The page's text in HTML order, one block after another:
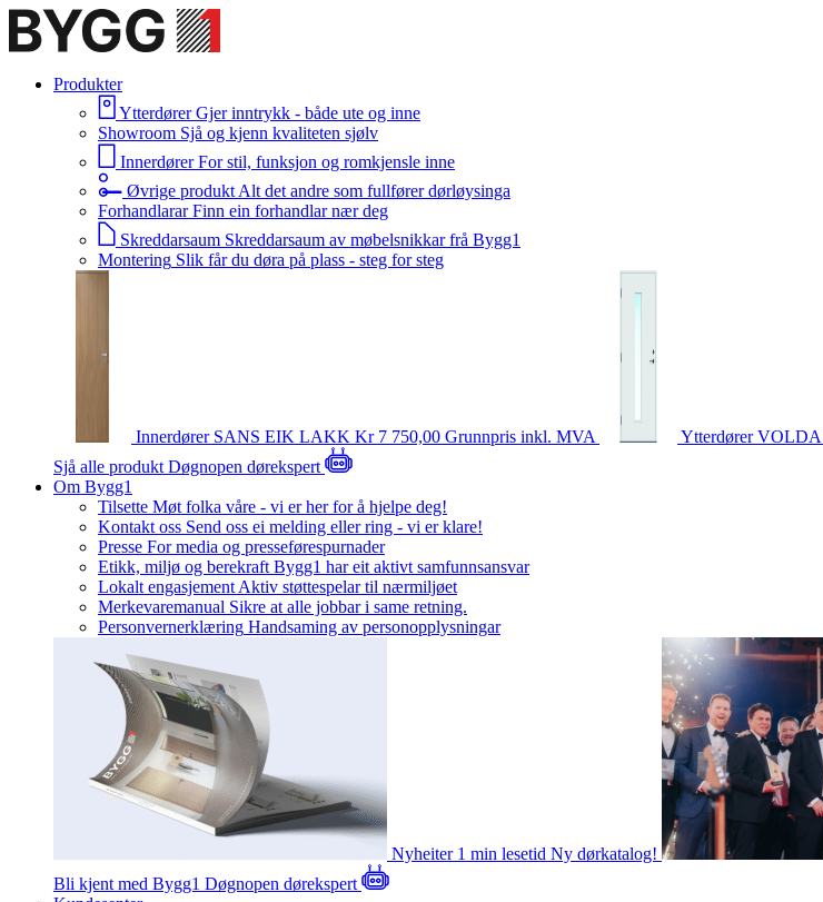
Produkter
Ytterdører Gjer inntrykk - både ute og inne
Showroom Sjå og kjenn kvaliteten sjølv
Innerdører For stil, funksjon og romkjensle inne
Øvrige produkt Alt det andre som fullfører dørløysinga
Forhandlarar Finn ein forhandlar nær deg
Skreddarsaum Skreddarsaum av møbelsnikkar frå Bygg1
Montering Slik får du døra på plass - steg for steg
Innerdører SANS EIK LAKK Kr 7 750,00 Grunnpris inkl. MVA YtterdørerVOLDA
Sjå alle produkt Døgnopen dørekspert
Om Bygg1
Tilsette Møt folka våre - vi er her for å hjelpe deg!
Kontakt oss Send oss ei melding eller ring - vi er klare!
Presse For media og presseførespurnader
Etikk, miljø og berekraft Bygg1 har eit aktivt samfunnsansvar
Lokalt engasjement Aktiv støttespelar til nærmiljøet
Merkevaremanual Sikre at alle jobbar i same retning.
Personvernerklæring Handsaming av personopplysningar
Nyheiter 1 min lesetid Ny dørkatalog!
Bli kjent med Bygg1 Døgnopen dørekspert